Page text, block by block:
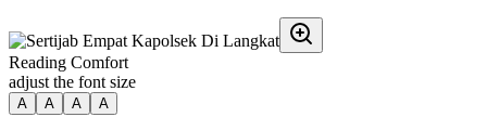
Reading Comfort
adjust the font size
A A A A